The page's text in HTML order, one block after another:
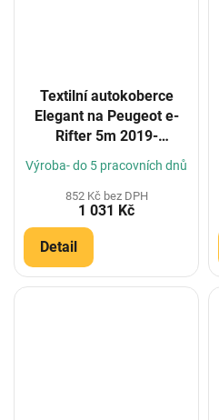
Textilní autokoberce
Elegant na Peugeot e-
Rifter 5m 2019-
(Konfigurátor)
Výroba- do 5 pracovních dnů
852 Kč bez DPH
1 031 Kč
Detail